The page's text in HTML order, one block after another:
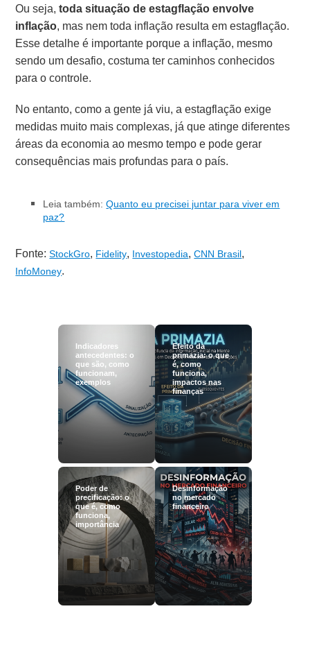
Ou seja,toda situação de estagflação envolve
inflação, mas nem toda inflação resulta em estagflação.
Esse detalhe é importante porque a inflação, mesmo
sendo um desafio, costuma ter caminhos conhecidos
para o controle.
No entanto, como a gente já viu, a estagflação exige
medidas muito mais complexas, já que atinge diferentes
áreas da economia ao mesmo tempo e pode gerar
consequências mais profundas para o país.
Leia também:Quanto eu precisei juntar para viver em
paz?
Fonte:StockGro, Fidelity, Investopedia,CNN Brasil,
InfoMoney.
Indicadores
antecedentes: o
que são, como
funcionam,
exemplos
Efeito da
primazia: o que
é, como
funciona,
impactos nas
finanças
Poder de
precificação: o
que é, como
funciona,
importância
Desinformação
no mercado
financeiro